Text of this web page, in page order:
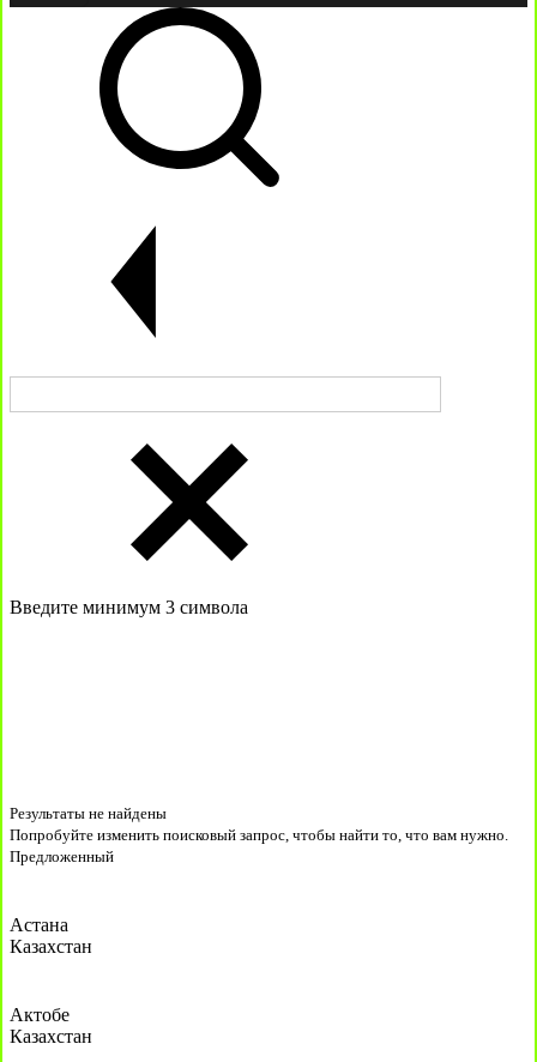
Введите минимум 3 символа
Результаты не найдены
Попробуйте изменить поисковый запрос, чтобы найти то, что вам нужно.
Предложенный
Астана
Казахстан
Актобе
Казахстан